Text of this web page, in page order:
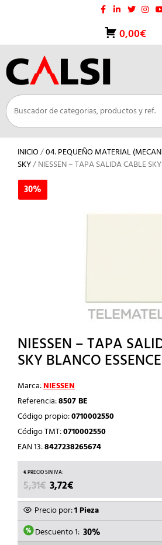
0,00€
INICIO/04. PEQUEÑO MATERIAL
SKY/ NIESSEN – TAPA SALIDA CABLE
30%
NIESSEN – TAPA
SKY BLANCO ESSENCE
Marca:NIESSEN
Referencia:8507 BE
Código propio:0710002550
Código TMT:0710002550
EAN 13:8427238265674
5,31€ EL
PRECIO
ORIGINAL
ERA:
5,31€.
3,72€
PRECIO
ACTUAL
ES:
3,72€.
Precio por:1 Pieza
Descuento 1: 30%
30%